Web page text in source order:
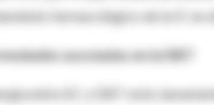
farmacológico de la IC en
asociadas en la DBT
entre EC y DBT está